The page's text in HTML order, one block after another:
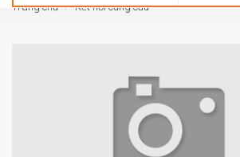
Trang chủ Kết nối cung cầu